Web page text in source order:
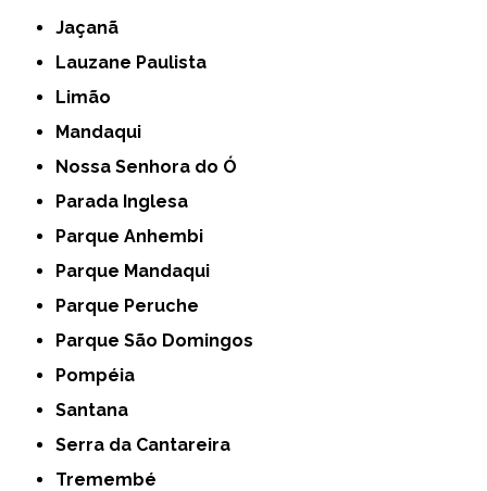
Jaçanã
Lauzane Paulista
Limão
Mandaqui
Nossa Senhora do Ó
Parada Inglesa
Parque Anhembi
Parque Mandaqui
Parque Peruche
Parque São Domingos
Pompéia
Santana
Serra da Cantareira
Tremembé